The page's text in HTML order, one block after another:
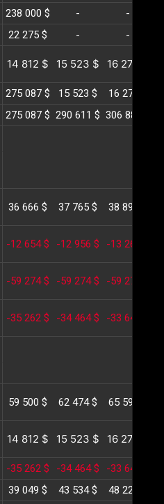
238 000 $ -
-
22 275 $ -
-
14 812 $ 15 523 $ 16 270 $
275 087 $ 15 523 $ 16 270 $
275 087 $ 290 611 $ 306 881 $
36 666 $ 37 765 $ 38 898 $
-12 654 $ -12 956 $ -13 265 $
-59 274 $ -59 274 $ -59 274 $
-35 262 $ -34 464 $ -33 641 $
59 500 $ 62 474 $ 65 598 $
14 812 $ 15 523 $ 16 270 $
-35 262 $ -34 464 $ -33 641 $
39 049 $ 43 534 $ 48 227 $